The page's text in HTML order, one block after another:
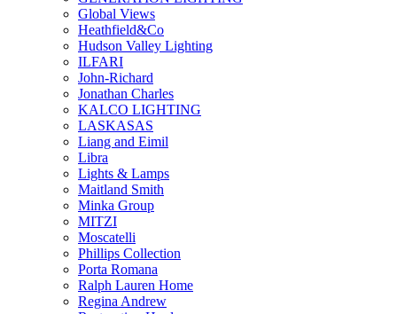
Global Views
Heathfield&Co
Hudson Valley Lighting
ILFARI
John-Richard
Jonathan Charles
KALCO LIGHTING
LASKASAS
Liang and Eimil
Libra
Lights & Lamps
Maitland Smith
Minka Group
MITZI
Moscatelli
Phillips Collection
Porta Romana
Ralph Lauren Home
Regina Andrew